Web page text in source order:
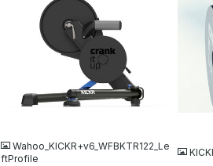
Wahoo_KICKR+v6_WFBKTR122_Le
ftProfile